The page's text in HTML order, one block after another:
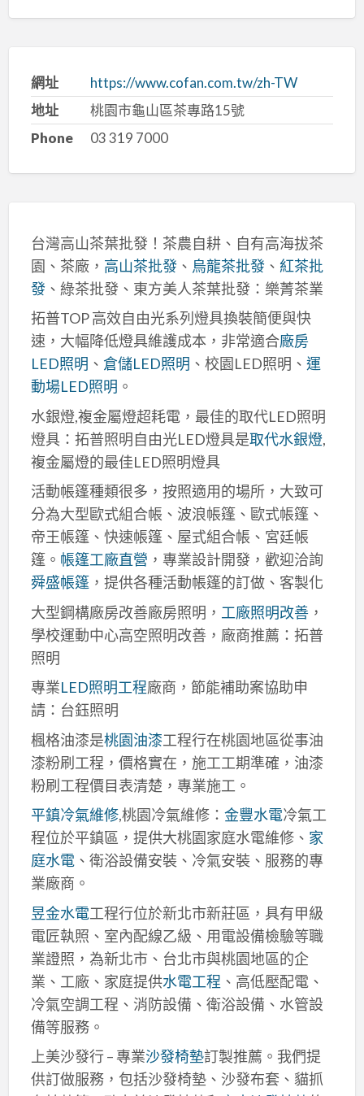
網址
https://www.cofan.com.tw/zh-TW
地址
桃園市龜山區茶專路15號
Phone
03 319 7000
台灣高山茶葉批發！茶農自耕、自有高海拔茶
園、茶廠， 高山茶批發、 烏龍茶批發、 紅茶批
發、綠茶批發、東方美人茶葉批發：樂菁茶業
拓普TOP 高效自由光系列燈具換裝簡便與快
速，大幅降低燈具維護成本，非常適合廠房
LED照明 、 倉儲LED照明 、校園LED照明、 運
動場LED照明 。
水銀燈,複金屬燈超耗電，最佳的取代LED照明
燈具：拓普照明自由光LED燈具是取代水銀燈,
複金屬燈的最佳LED照明燈具
活動帳篷種類很多，按照適用的場所，大致可
分為大型歐式組合帳、波浪帳篷、歐式帳篷、
帝王帳篷、快速帳篷、屋式組合帳、宮廷帳
篷。 帳篷工廠直營 ，專業設計開發，歡迎洽詢
舜盛帳篷，提供各種活動帳篷的訂做、客製化
大型鋼構廠房改善廠房照明， 工廠照明改善，
學校運動中心高空照明改善，廠商推薦：拓普
照明
專業LED照明工程廠商，節能補助案協助申
請：台鈺照明
楓格油漆是桃園油漆工程行在桃園地區從事油
漆粉刷工程，價格實在，施工工期準確，油漆
粉刷工程價目表清楚，專業施工。
平鎮冷氣維修,桃園冷氣維修： 金豐水電冷氣工
程位於平鎮區，提供大桃園家庭水電維修、 家
庭水電、衛浴設備安裝、冷氣安裝、服務的專
業廠商。
昱金水電工程行位於新北市新莊區，具有甲級
電匠執照、室內配線乙級、用電設備檢驗等職
業證照，為新北市、台北市與桃園地區的企
業、工廠、家庭提供水電工程 、高低壓配電、
冷氣空調工程、消防設備、衛浴設備、水管設
備等服務。
上美沙發行 – 專業沙發椅墊訂製推薦。我們提
供訂做服務，包括沙發椅墊、沙發布套、貓抓